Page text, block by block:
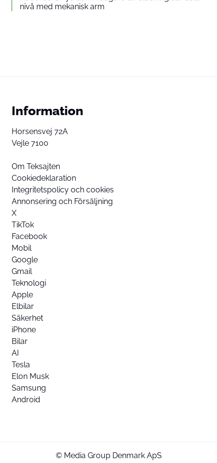
nivå med mekanisk arm
Information
Horsensvej 72A
Vejle 7100
Om Teksajten
Cookiedeklaration
Integritetspolicy och cookies
Annonsering och Försäljning
X
TikTok
Facebook
Mobil
Google
Gmail
Teknologi
Apple
Elbilar
Säkerhet
iPhone
Bilar
AI
Tesla
Elon Musk
Samsung
Android
© Media Group Denmark ApS